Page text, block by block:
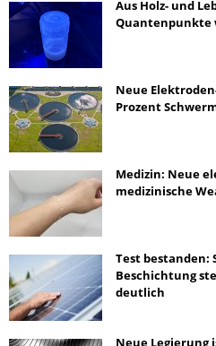
Aus Holz- und
Quantenpunkte
Neue
Prozent
Medizin: Neue
medizinische
Test bestanden:
Beschichtung
deutlich
Neue Legierung